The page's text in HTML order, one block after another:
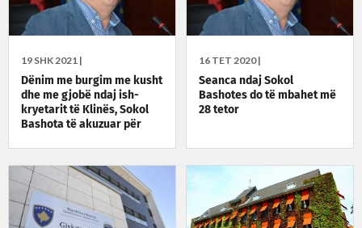
19 SHK 2021 |
Dënim me burgim me kusht
dhe me gjobë ndaj ish-
kryetarit të Klinës, Sokol
Bashota të akuzuar për
16 TET 2020 |
Seanca ndaj Sokol
Bashotes do të mbahet më
28 tetor